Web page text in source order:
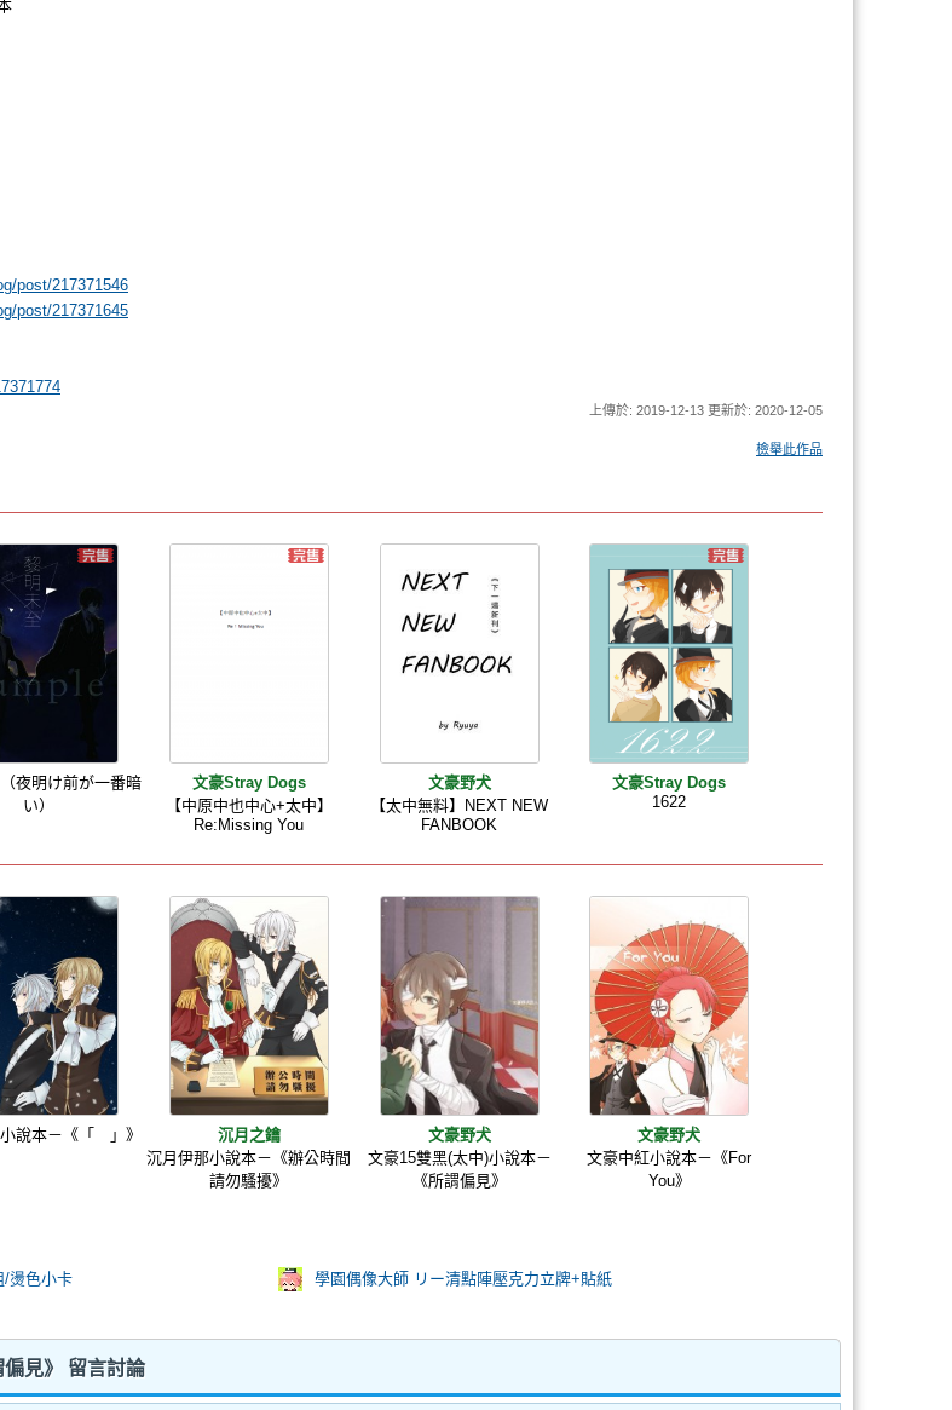
post/217371546
post/217371645
上傳於: 2019-12-13 更新於: 2020-12-05
檢舉此作品
夜明け前が一番暗
い）
文豪Stray Dogs
【中原中也中心+太中】
Re:Missing You
文豪野犬
【太中無料】NEXT NEW
FANBOOK
文豪Stray Dogs
1622
說本－《「 」》
沉月之鑰
沉月伊那小說本－《辦公時間
請勿騷擾》
文豪野犬
文豪15雙黑(太中)小說本－
《所謂偏見》
文豪野犬
文豪中紅小說本－《For
You》
/燙色小卡 學園偶像大師 リー清點陣壓克力立牌+貼紙
見》 留言討論